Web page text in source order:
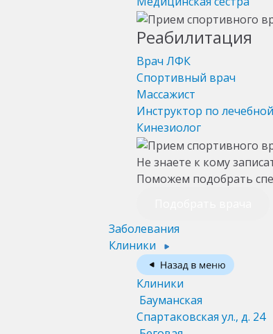
Реабилитация
Врач ЛФК
Спортивный врач
Массажист
Инструктор по
Кинезиолог
Не знаете к кому
Поможем подобрать
Заболевания
Клиники
Клиники
Бауманская
Спартаковская ул., д. 24